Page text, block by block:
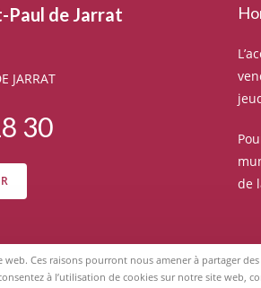
Paul de Jarrat
JARRAT
30
de
Ces raisons pourront nous amener à partager
à l’utilisation de cookies sur notre site